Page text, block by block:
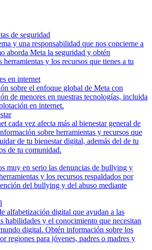
de seguridad
y una responsabilidad que nos concierne a
aborda Meta la seguridad y obtén
y los recursos que tienes a tu
en internet
sobre el enfoque global de Meta con
de menores en nuestras tecnologías, incluida
en internet.
cada vez afecta más al bienestar general de
sobre herramientas y recursos que
de tu bienestar digital, además del de tu
de tu comunidad.
muy en serio las denuncias de bullying y
y los recursos respaldados por
del bullying y del abuso mediante
alfabetización digital que ayudan a las
habilidades y el conocimiento que necesitan
digital. Obtén información sobre los
regiones para jóvenes, padres o madres y